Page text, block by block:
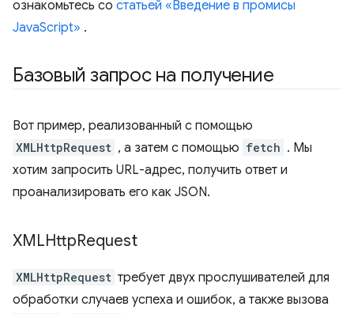
ознакомьтесь со статьей «Введение в промисы
JavaScript» .
Базовый запрос на получение
Вот пример, реализованный с помощью
XMLHttpRequest , а затем с помощью fetch . Мы
хотим запросить URL-адрес, получить ответ и
проанализировать его как JSON.
XMLHttpRequest
XMLHttpRequest требует двух прослушивателей для
обработки случаев успеха и ошибок, а также вызова